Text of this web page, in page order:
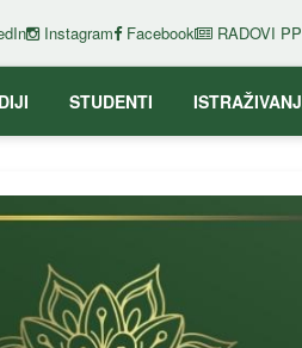
Instagram Facebook RADOVI
STUDENTI